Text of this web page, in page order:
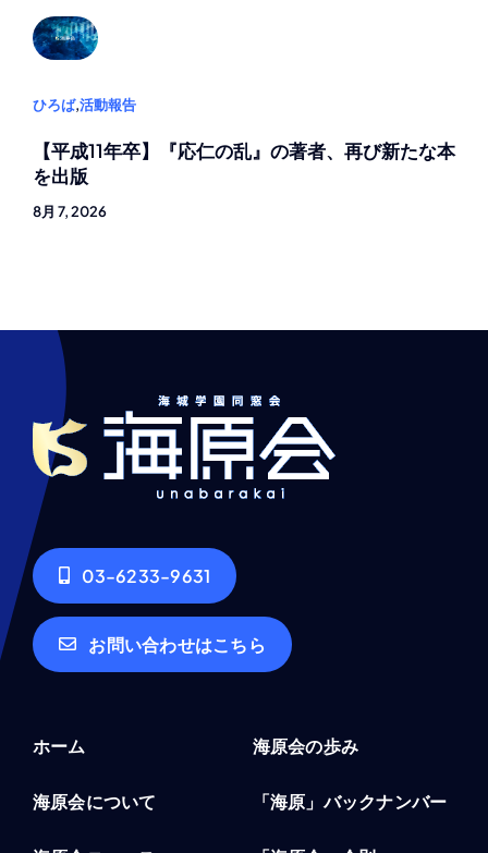
ひろば,活動報告
【平成11年卒】『応仁の乱』の著者、再び新たな本
を出版
8月 7, 2026
03-6233-9631
お問い合わせはこちら
ホーム
海原会について
海原会の歩み
「海原」バックナンバー